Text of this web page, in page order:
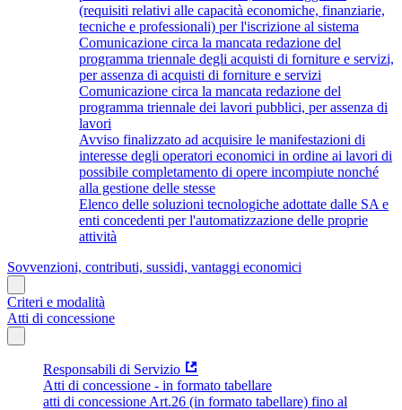
(requisiti relativi alle capacità economiche, finanziarie,
tecniche e professionali) per l'iscrizione al sistema
Comunicazione circa la mancata redazione del
programma triennale degli acquisti di forniture e servizi,
per assenza di acquisti di forniture e servizi
Comunicazione circa la mancata redazione del
programma triennale dei lavori pubblici, per assenza di
lavori
Avviso finalizzato ad acquisire le manifestazioni di
interesse degli operatori economici in ordine ai lavori di
possibile completamento di opere incompiute nonché
alla gestione delle stesse
Elenco delle soluzioni tecnologiche adottate dalle SA e
enti concedenti per l'automatizzazione delle proprie
attività
Sovvenzioni, contributi, sussidi, vantaggi economici
Criteri e modalità
Atti di concessione
Responsabili di Servizio
Atti di concessione - in formato tabellare
atti di concessione Art.26 (in formato tabellare) fino al